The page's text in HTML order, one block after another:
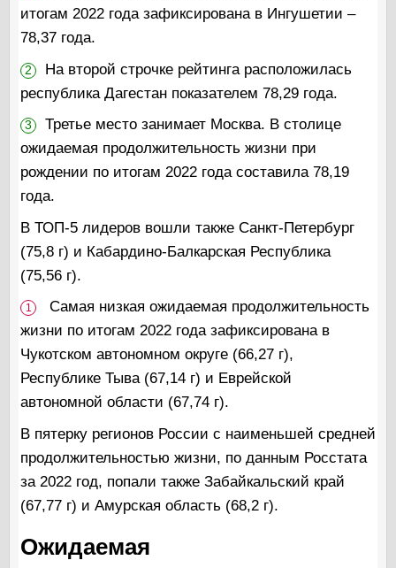
итогам 2022 года зафиксирована в Ингушетии –
78,37 года.
2
На второй строчке рейтинга расположилась
республика Дагестан показателем 78,29 года.
3
Третье место занимает Москва. В столице
ожидаемая продолжительность жизни при
рождении по итогам 2022 года составила 78,19
года.
В ТОП-5 лидеров вошли также Санкт-Петербург
(75,8 г) и Кабардино-Балкарская Республика
(75,56 г).
1
Самая низкая ожидаемая продолжительность
жизни по итогам 2022 года зафиксирована в
Чукотском автономном округе (66,27 г),
Республике Тыва (67,14 г) и Еврейской
автономной области (67,74 г).
В пятерку регионов России с наименьшей средней
продолжительностью жизни, по данным Росстата
за 2022 год, попали также Забайкальский край
(67,77 г) и Амурская область (68,2 г).
Ожидаемая